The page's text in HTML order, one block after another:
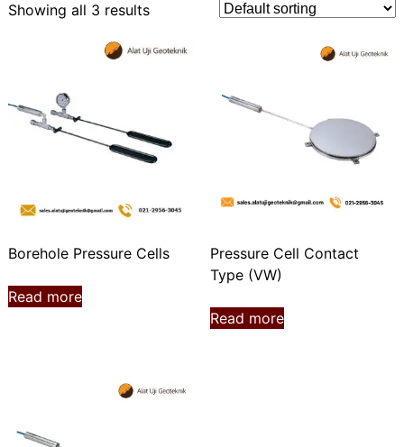
Showing all 3 results
Borehole Pressure Cells
Read more
Pressure Cell Contact
Type (VW)
Read more